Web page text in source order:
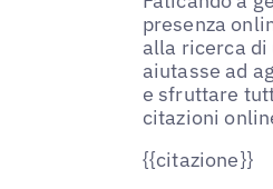
presenza
alla ricerca di
aiutasse ad
e sfruttare
citazioni
{{citazione}}